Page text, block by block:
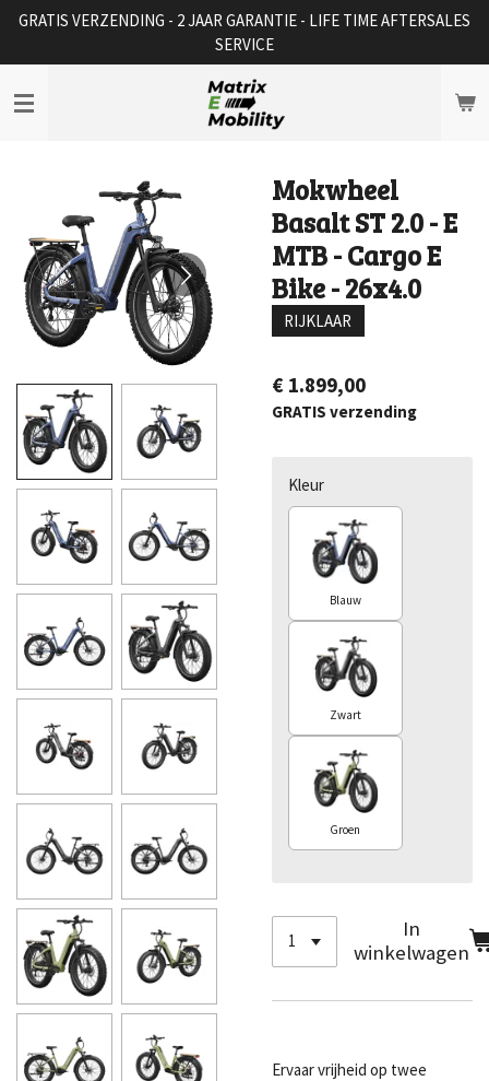
Ga
naar
de
hoofdinhoud
GRATIS VERZENDING - 2 JAAR GARANTIE - LIFE TIME AFTERSALES
SERVICE
Mokwheel
Basalt ST 2.0 - E
MTB - Cargo E
Bike - 26x4.0
RIJKLAAR
€ 1.899,00
GRATIS verzending
Kleur
Blauw
Zwart
Groen
In
winkelwagen
Ervaar vrijheid op twee